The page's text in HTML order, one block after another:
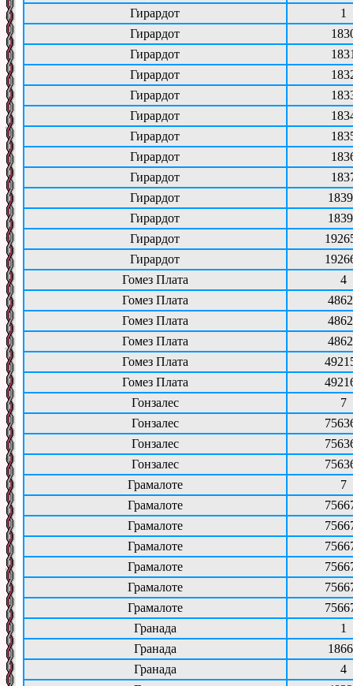
Гирардот
1
Гирардот
Гирардот
Гирардот
Гирардот
Гирардот
Гирардот
Гирардот
Гирардот
Гирардот
Гирардот
Гирардот
Гирардот
Гомез Плата
4
Гомез Плата
Гомез Плата
Гомез Плата
Гомез Плата
Гомез Плата
Гонзалес
7
Гонзалес
Гонзалес
Гонзалес
Грамалоте
7
Грамалоте
Грамалоте
Грамалоте
Грамалоте
Грамалоте
Грамалоте
Гранада
1
Гранада
Гранада
4